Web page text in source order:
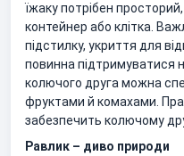
їжаку потрібен
контейнер або клітка.
підстилку, укриття для
повинна підтримуватися
колючого друга можна
фруктами й комахами.
забезпечить колючому
Равлик – диво природи